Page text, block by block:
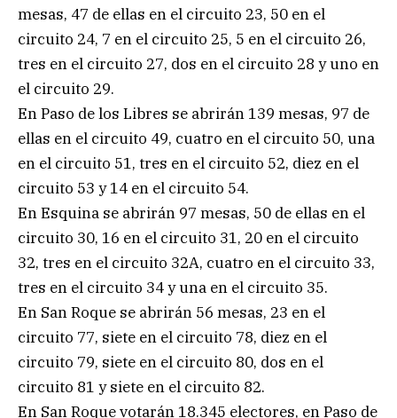
mesas, 47 de ellas en el circuito 23, 50 en el
circuito 24, 7 en el circuito 25, 5 en el circuito 26,
tres en el circuito 27, dos en el circuito 28 y uno en
el circuito 29.
En Paso de los Libres se abrirán 139 mesas, 97 de
ellas en el circuito 49, cuatro en el circuito 50, una
en el circuito 51, tres en el circuito 52, diez en el
circuito 53 y 14 en el circuito 54.
En Esquina se abrirán 97 mesas, 50 de ellas en el
circuito 30, 16 en el circuito 31, 20 en el circuito
32, tres en el circuito 32A, cuatro en el circuito 33,
tres en el circuito 34 y una en el circuito 35.
En San Roque se abrirán 56 mesas, 23 en el
circuito 77, siete en el circuito 78, diez en el
circuito 79, siete en el circuito 80, dos en el
circuito 81 y siete en el circuito 82.
En San Roque votarán 18.345 electores, en Paso de